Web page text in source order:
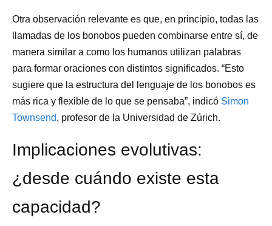
Otra observación relevante es que, en principio, todas las
llamadas de los bonobos pueden combinarse entre sí, de
manera similar a como los humanos utilizan palabras
para formar oraciones con distintos significados. “Esto
sugiere que la estructura del lenguaje de los bonobos es
más rica y flexible de lo que se pensaba”, indicó Simon
Townsend, profesor de la Universidad de Zúrich.
Implicaciones evolutivas:
¿desde cuándo existe esta
capacidad?